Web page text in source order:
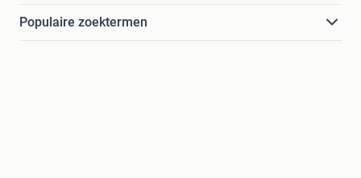
Populaire zoektermen